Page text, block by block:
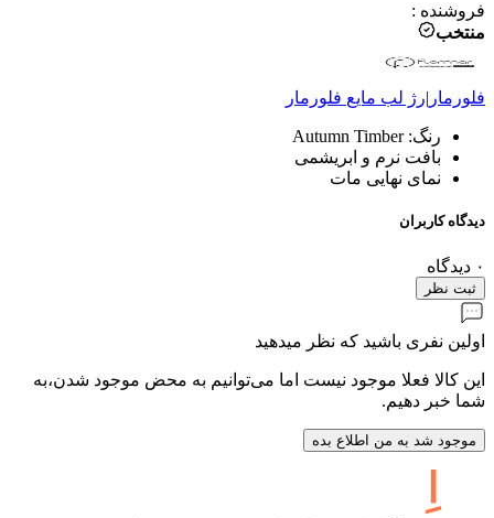
فروشنده :
منتخب
فلورمار |رژ لب مایع فلورمار
رنگ: Autumn Timber
بافت نرم و ابریشمی
نمای نهایی مات
دیدگاه کاربران
۰ دیدگاه
ثبت نظر
اولین نفری باشید که نظر میدهید
این کالا فعلا موجود نیست اما می‌توانیم به محض موجود شدن،به
شما خبر دهیم.
موجود شد به من اطلاع بده